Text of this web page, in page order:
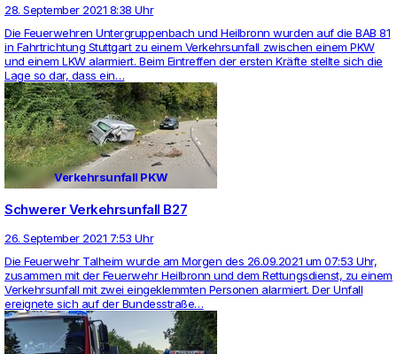
28. September 2021 8:38 Uhr
Die Feu­er­wehren Unter­grup­pen­bach und Heil­bronn wurden auf die BAB 81
in Fahrt­rich­tung Stutt­gart zu einem Ver­kehrs­un­fall zwi­schen einem PKW
und einem LKW alar­miert. Beim Ein­treffen der ersten Kräfte stellte sich die
Lage so dar, dass ein…
Verkehrsunfall PKW
Schwerer Verkehrsunfall B27
26. September 2021 7:53 Uhr
Die Feu­er­wehr Tal­heim wurde am Morgen des 26.09.2021 um 07:53 Uhr,
zusammen mit der Feu­er­wehr Heil­bronn und dem Ret­tungs­dienst, zu einem
Ver­kehrs­un­fall mit zwei ein­ge­klemmten Per­sonen alar­miert. Der Unfall
ereig­nete sich auf der Bun­des­straße…